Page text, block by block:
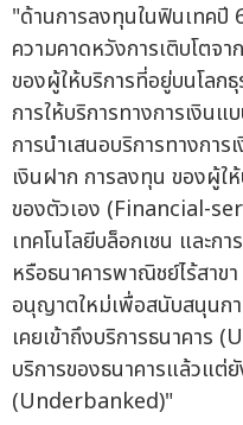
"ด้านการลงทุนในฟินเทคปี
ความคาดหวังการเติบโตจา
ของผู้ให้บริการที่อยู่บนโลก
การให้บริการทางการเงิ
การนำเสนอบริการทางการ
เงินฝาก การลงทุน ของผู้
ของตัวเอง (Financial-
เทคโนโลยีบล็อกเชน และ
หรือธนาคารพาณิชย์ไร้สาขา
อนุญาตใหม่เพื่อสนับสนุนก
เคยเข้าถึงบริการธนาคาร
บริการของธนาคารแล้วแต่
(Underbanked)"